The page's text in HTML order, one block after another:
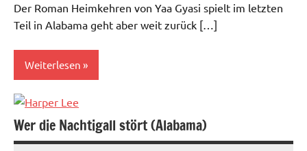
Der Roman Heimkehren von Yaa Gyasi spielt im letzten
Teil in Alabama geht aber weit zurück […]
Weiterlesen
Aktuell
Wer die Nachtigall stört (Alabama)